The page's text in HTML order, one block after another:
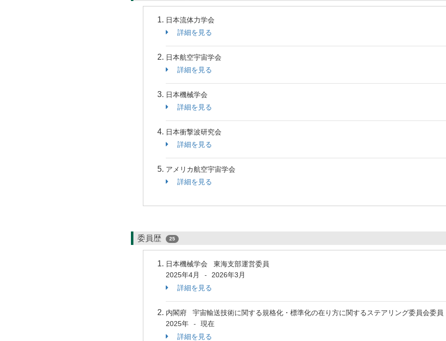
日本流体力学会
詳細を見る
日本航空宇宙学会
詳細を見る
日本機械学会
詳細を見る
日本衝撃波研究会
詳細を見る
アメリカ航空宇宙学会
詳細を見る
委員歴 25
日本機械学会 東海支部運営委員
2025年4月
-
2026年3月
詳細を見る
内閣府 宇宙輸送技術に関する規格化・標準化の在り方に関するステアリング委員会委員
2025年
-
現在
詳細を見る